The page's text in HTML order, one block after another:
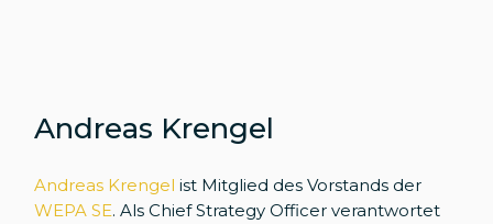
Andreas Krengel
Andreas Krengel ist Mitglied des Vorstands der
WEPA SE. Als Chief Strategy Officer verantwortet